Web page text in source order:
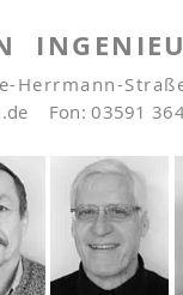
Herrmann-
Fon: 03591